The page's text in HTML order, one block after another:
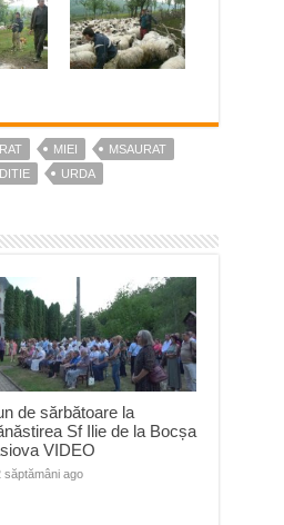
MIEI
MSAURAT
URDA
de sărbătoare la
Sf Ilie de la Bocșa
VIDEO
săptămâni ago